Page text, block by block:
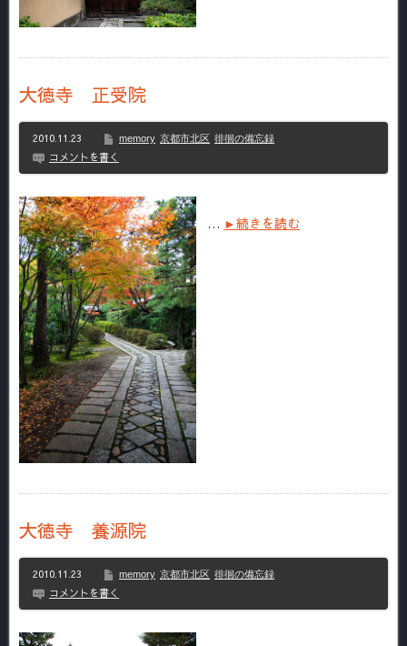
大徳寺 正受院
2010.11.23 memory 京都市北区 徘徊の備忘録
コメントを書く
… ►続きを読む
大徳寺 養源院
2010.11.23 memory 京都市北区 徘徊の備忘録
コメントを書く